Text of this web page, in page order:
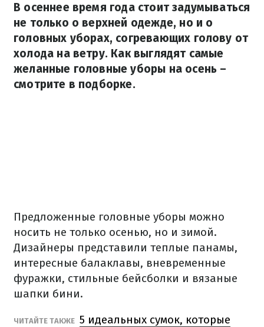
В осеннее время года стоит задумываться
не только о верхней одежде, но и о
головных уборах, согревающих голову от
холода на ветру. Как выглядят самые
желанные головные уборы на осень –
смотрите в подборке.
Предложенные головные уборы можно
носить не только осенью, но и зимой.
Дизайнеры представили теплые панамы,
интересные балаклавы, вневременные
фуражки, стильные бейсболки и вязаные
шапки бини.
ЧИТАЙТЕ ТАКЖЕ 5 идеальных сумок, которые